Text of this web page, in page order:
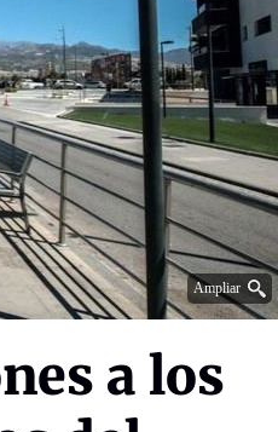
Ampliar
a los